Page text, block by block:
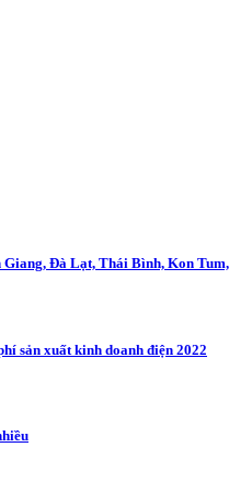
Đà Lạt, Thái Bình, Kon
sản xuất kinh doanh điện 2022